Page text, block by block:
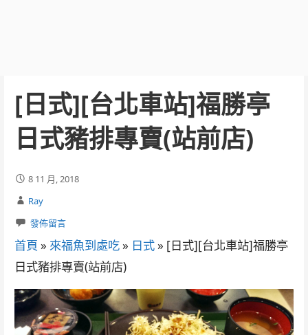
[日式][台北車站]福勝亭
日式豬排專賣(站前店)
8 11 月, 2018
Ray
發佈留言
首頁 » 來福魚到處吃» 日式» [日式][台北車站]福勝亭
日式豬排專賣(站前店)